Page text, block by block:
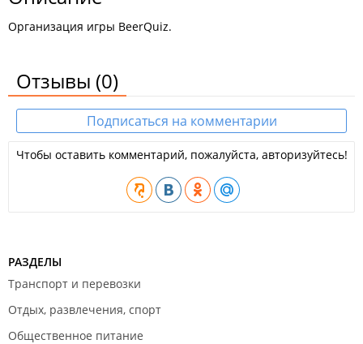
Организация игры BeerQuiz.
Отзывы (0)
Подписаться на комментарии
Чтобы оставить комментарий, пожалуйста, авторизуйтесь!
РАЗДЕЛЫ
Транспорт и перевозки
Отдых, развлечения, спорт
Общественное питание